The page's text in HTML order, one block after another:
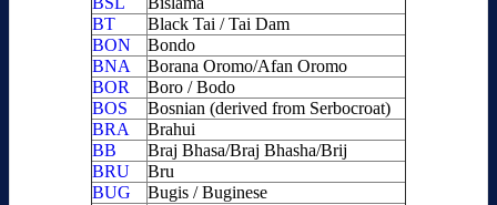
BT
Black Tai / Tai Dam
BON
Bondo
BNA
Borana Oromo/Afan Oromo
BOR
Boro / Bodo
BOS
Bosnian (derived from Serbocroat)
BRA
Brahui
BB
Braj Bhasa/Braj Bhasha/Brij
BRU
Bru
BUG
Bugis / Buginese